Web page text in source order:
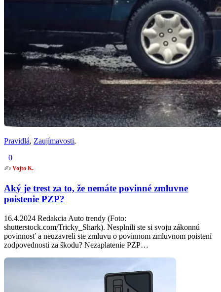
Pravidlá, Zaujímavosti,
0
✍️ Vojto K.
Aký je trest za to, že nemáte povinné zmluvne
poistenie PZP?
16.4.2024 Redakcia Auto trendy (Foto:
shutterstock.com/Tricky_Shark). Nesplnili ste si svoju zákonnú
povinnosť a neuzavreli ste zmluvu o povinnom zmluvnom poistení
zodpovednosti za škodu? Nezaplatenie PZP…